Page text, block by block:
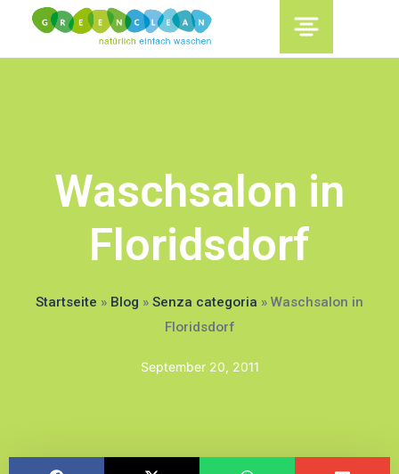
content
Waschsalon in
Floridsdorf
Startseite » Blog » Senza categoria » Waschsalon in
Floridsdorf
September 20, 2011